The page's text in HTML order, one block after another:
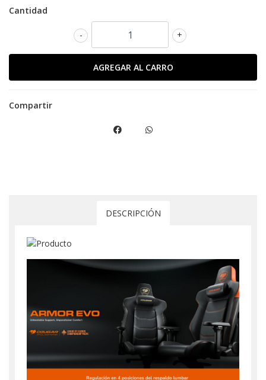
Cantidad
+
-
Compartir
DESCRIPCIÓN